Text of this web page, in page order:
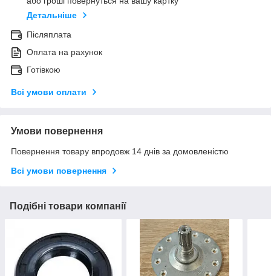
Детальніше
Післяплата
Оплата на рахунок
Готівкою
Всі умови оплати
Умови повернення
Повернення товару впродовж 14 днів за домовленістю
Всі умови повернення
Подібні товари компанії